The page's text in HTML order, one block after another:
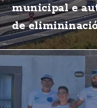
municipal e
de